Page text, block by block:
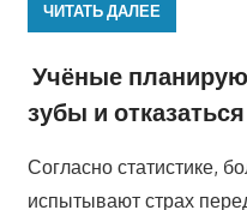
ЧИТАТЬ ДАЛЕЕ
Учёные
зубы и
Согласно статистике,
испытывают страх